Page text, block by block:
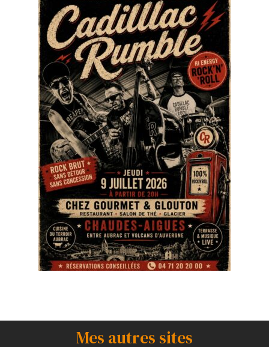
Mes autres sites